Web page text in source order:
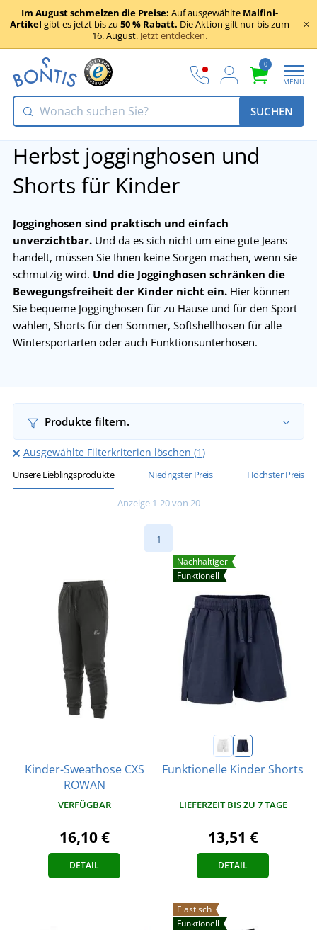
Im August schmelzen die Preise: Auf ausgewählte Malfini-
Artikel gibt es jetzt bis zu 50 % Rabatt. Die Aktion gilt nur bis zum
16. August. Jetzt entdecken.
0
MENU
SUCHEN
Herbst jogginghosen und
Shorts für Kinder
Jogginghosen sind praktisch und einfach
unverzichtbar. Und da es sich nicht um eine gute Jeans
handelt, müssen Sie Ihnen keine Sorgen machen, wenn sie
schmutzig wird. Und die Jogginghosen schränken die
Bewegungsfreiheit der Kinder nicht ein. Hier können
Sie bequeme Jogginghosen für zu Hause und für den Sport
wählen, Shorts für den Sommer, Softshellhosen für alle
Wintersportarten oder auch Funktionsunterhosen.
Produkte filtern.
Ausgewählte Filterkriterien löschen (1)
Unsere Lieblingsprodukte Niedrigster Preis Höchster Preis
Anzeige 1-20 von 20
1
Kinder-Sweathose CXS
ROWAN
VERFÜGBAR
16,10 €
DETAIL
Nachhaltiger
Funktionell
Funktionelle Kinder Shorts
LIEFERZEIT BIS ZU 7 TAGE
13,51 €
DETAIL
Elastisch
Funktionell